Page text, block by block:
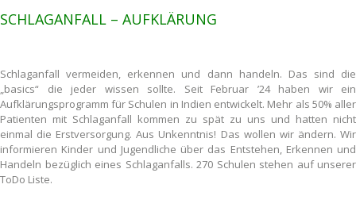
SCHLAGANFALL – AUFKLÄRUNG
Schlaganfall vermeiden, erkennen und dann handeln. Das sind die
„basics“ die jeder wissen sollte. Seit Februar ’24 haben wir ein
Aufklärungsprogramm für Schulen in Indien entwickelt. Mehr als 50% aller
Patienten mit Schlaganfall kommen zu spät zu uns und hatten nicht
einmal die Erstversorgung. Aus Unkenntnis! Das wollen wir ändern. Wir
informieren Kinder und Jugendliche über das Entstehen, Erkennen und
Handeln bezüglich eines Schlaganfalls. 270 Schulen stehen auf unserer
ToDo Liste.